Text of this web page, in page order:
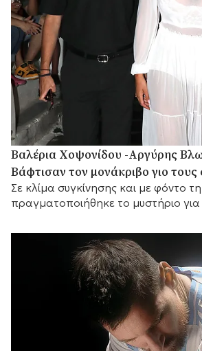
Βαλέρια Χοψονίδου -Αργύρης
Βάφτισαν τον μονάκριβο γιο τους
Σε κλίμα συγκίνησης και με φόντο
πραγματοποιήθηκε το μυστήριο
τους.